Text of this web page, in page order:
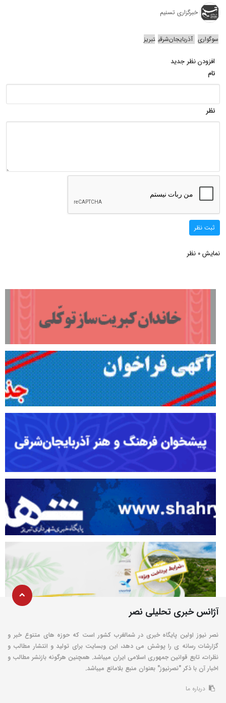
خبرگزاری تسنیم
سوگواری آذربایجان‌شرقی تبریز
افزودن نظر جدید
نام
نظر
ثبت نظر
نمایش 0 نظر
آژانس خبری تحلیلی نصر
نصر نیوز اولین پایگاه خبری در شمالغرب کشور است که حوزه های متنوع خبر و
گزارشات رسانه ی را پوشش می دهد، این وبسایت برای تولید و انتشار مطالب و
نظرات، تابع قوانین جمهوری اسلامی ایران میباشد. همچنین هرگونه بازنشر مطالب و
اخبار آن با ذکر "نصرنیوز" بعنوان منبع بلامانع میباشد.
درباره ما